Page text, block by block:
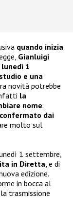
quando inizia
Gianluigi
1
e una
novità potrebbe
la
nome.
dai
molto sul
1 settembre,
in Diretta, e di
edizione.
in bocca al
trasmissione